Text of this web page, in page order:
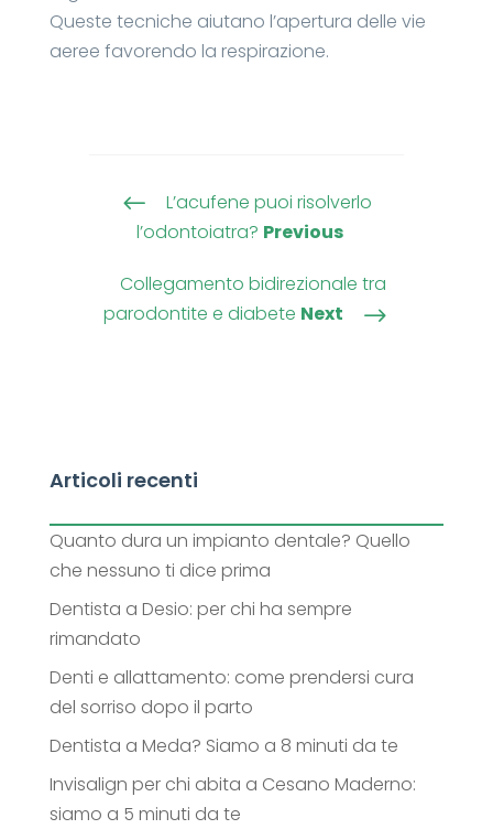
Queste tecniche aiutano l’apertura delle vie
aeree favorendo la respirazione.
#
L’acufene puoi risolverlo
l’odontoiatra? Previous
Collegamento bidirezionale tra
parodontite e diabete Next $
Articoli recenti
Quanto dura un impianto dentale? Quello
che nessuno ti dice prima
Dentista a Desio: per chi ha sempre
rimandato
Denti e allattamento: come prendersi cura
del sorriso dopo il parto
Dentista a Meda? Siamo a 8 minuti da te
Invisalign per chi abita a Cesano Maderno:
siamo a 5 minuti da te